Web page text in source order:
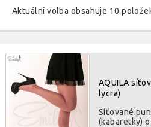
Aktuální volba obsahuje 10
AQUILA
lycra)
Síťované
(kabaretky)